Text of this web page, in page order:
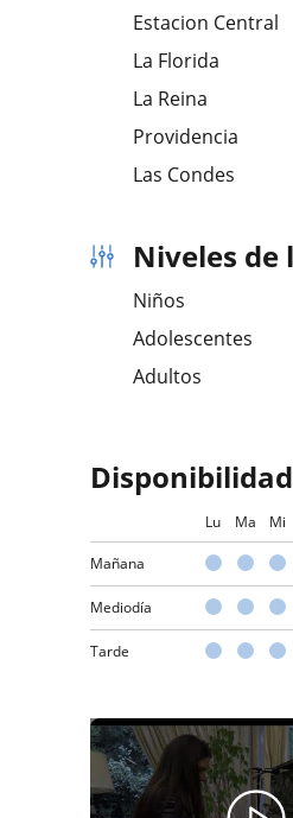
Estacion Central
La Florida
La Reina
Providencia
Las Condes
Niveles de
Niños
Adolescentes
Adultos
Disponibilidad
Lu Ma Mi
Mañana
Mediodía
Tarde